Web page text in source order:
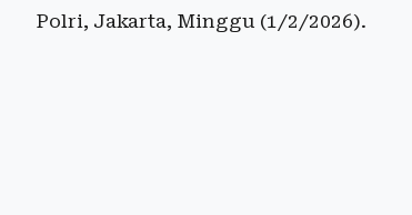
Polri, Jakarta, Minggu (1/2/2026).